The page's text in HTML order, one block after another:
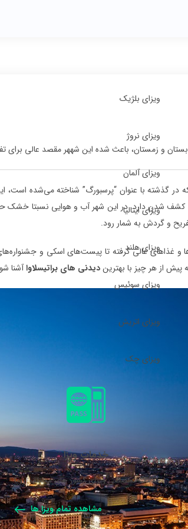
ویزای بلژیک
ویزای نروژ
ویزای آلمان
ویزای ایتالیا
ویزای هلند
ویزای سوئیس
ویزای اتریش
ویزای چک
خدمات ویزا
خدمات تخصصی ویزای کشور های مختلف اروپا.
مشاهده تمام ویزا ها
و زمستان، باعث شده این شههر مقصد عالی برای
که در گذشته با عنوان “پرسبورگ” شناخته می‌شده
شدن دارد. در این شهر آب و هوایی نسبتا خشک
و گردش به شمار رود.
و غذاهای عالی گرفته تا پیست‌های اسکی و
پیش از هر چیز با بهتریندیدنی های براتیسلاواآشنا